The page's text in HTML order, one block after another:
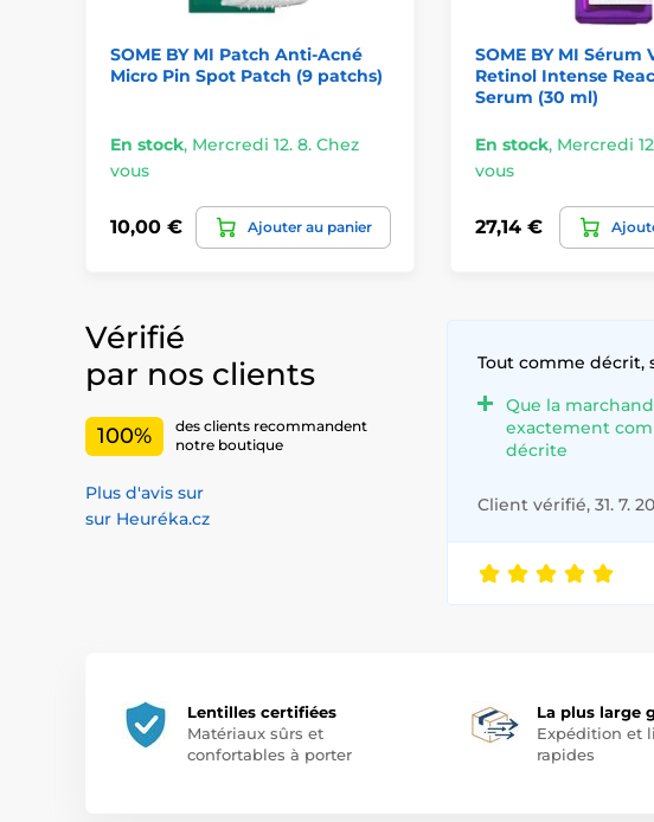
SOME BY MI Patch Anti-Acné
Micro Pin Spot Patch (9 patchs)
En stock, Mercredi 12. 8. Chez
vous
10,00 € Ajouter au panier
SOME BY MI Sérum
Retinol Intense
Serum (30 ml)
En stock, Mercredi
vous
27,14 €
Vérifié
par nos clients
100%
des clients recommandent
notre boutique
Plus d'avis sur
sur Heuréka.cz
Tout comme décrit,
Que la
exactement
décrite
Client vérifié, 31. 7.
Lentilles certifiées
Matériaux sûrs et
confortables à porter
La plus large
Expédition et
rapides